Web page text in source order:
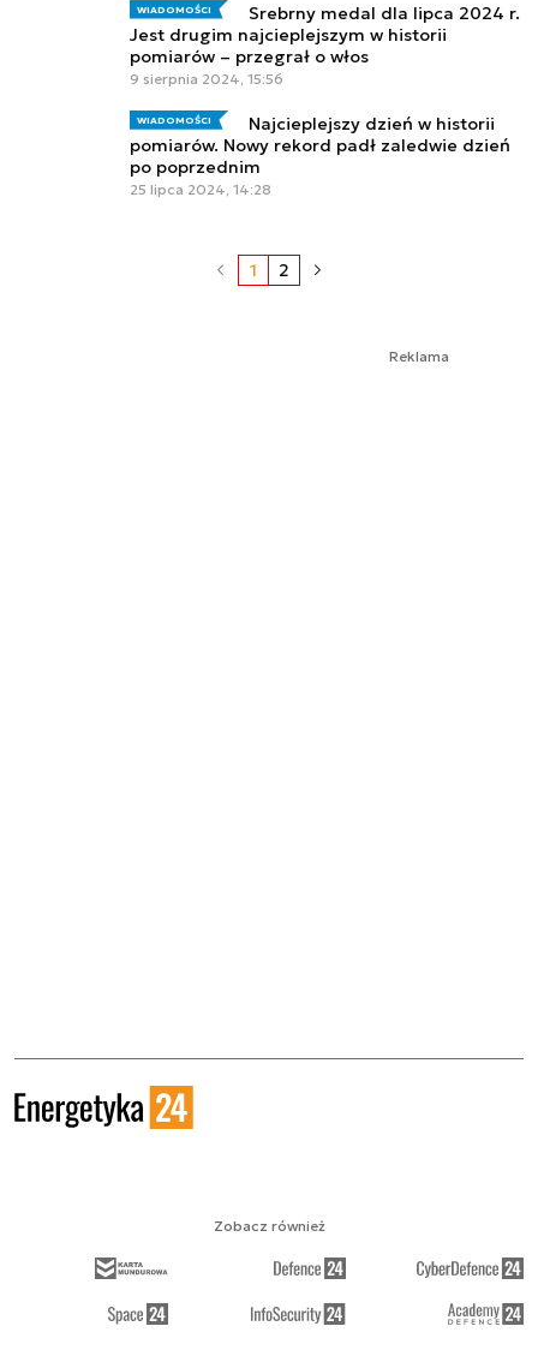
WIADOMOŚCI
Srebrny medal dla lipca 2024 r.
Jest drugim najcieplejszym w historii
pomiarów – przegrał o włos
9 sierpnia 2024, 15:56
WIADOMOŚCI
Najcieplejszy dzień w historii
pomiarów. Nowy rekord padł zaledwie dzień
po poprzednim
25 lipca 2024, 14:28
1 2
Reklama
Zobacz również